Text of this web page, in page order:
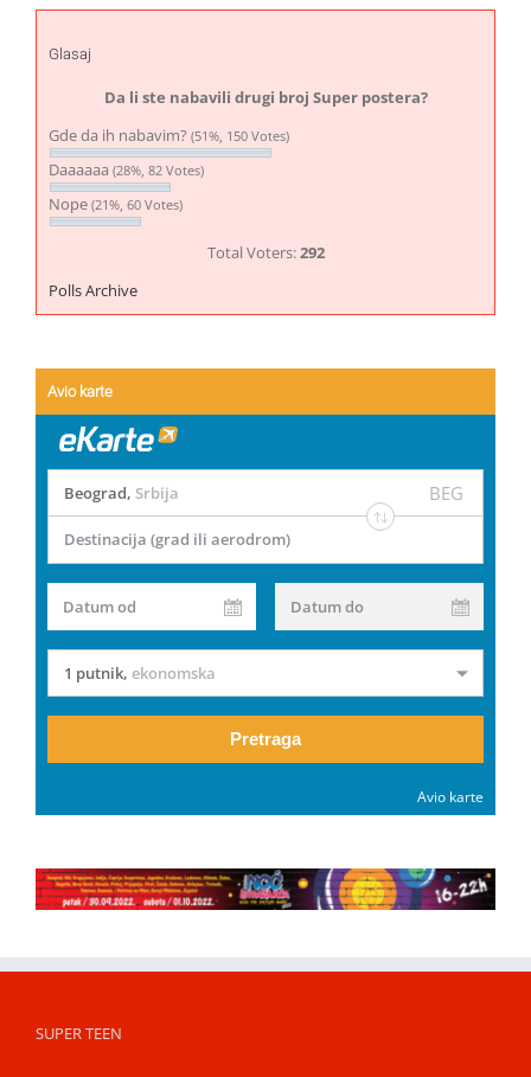
Glasaj
Da li ste nabavili drugi broj Super postera?
Gde da ih nabavim? (51%, 150 Votes)
Daaaaaa (28%, 82 Votes)
Nope (21%, 60 Votes)
Total Voters:292
Polls Archive
Avio karte
Beograd, Srbija BEG
Destinacija (grad ili aerodrom)
Datum od Datum do
1 putnik, ekonomska
Pretraga
Avio karte
SUPER TEEN